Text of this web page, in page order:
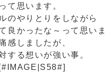
て思います。
のやりとりをしながら
良かったな～って思いま
感しましたが、
する想いが強い事。